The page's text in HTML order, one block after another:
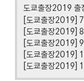
도쿄출장2019 출
[도쿄출장2019]
[도쿄출장2019]
[도쿄출장2019]
[도쿄출장2019]
[도쿄출장2019]